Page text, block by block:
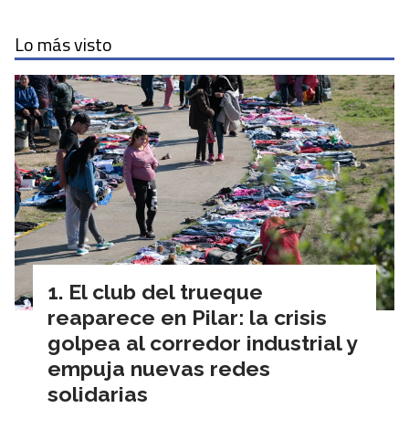
Lo más visto
El club del trueque
reaparece en Pilar: la crisis
golpea al corredor industrial y
empuja nuevas redes
solidarias